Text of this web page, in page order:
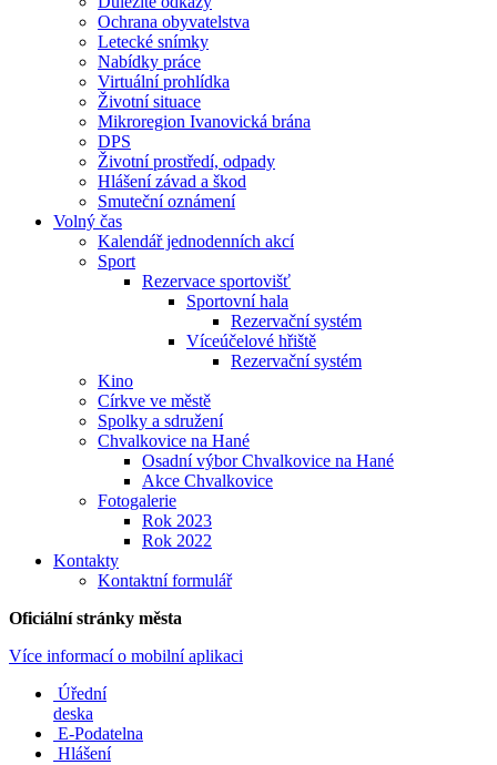
Ochrana obyvatelstva
Letecké snímky
Nabídky práce
Virtuální prohlídka
Životní situace
Mikroregion Ivanovická brána
DPS
Životní prostředí, odpady
Hlášení závad a škod
Smuteční oznámení
Volný čas
Kalendář jednodenních akcí
Sport
Rezervace sportovišť
Sportovní hala
Rezervační systém
Víceúčelové hřiště
Rezervační systém
Kino
Církve ve městě
Spolky a sdružení
Chvalkovice na Hané
Osadní výbor Chvalkovice na Hané
Akce Chvalkovice
Fotogalerie
Rok 2023
Rok 2022
Kontakty
Kontaktní formulář
Oficiální stránky města
Více informací o mobilní aplikaci
Úřední
deska
E-Podatelna
Hlášení